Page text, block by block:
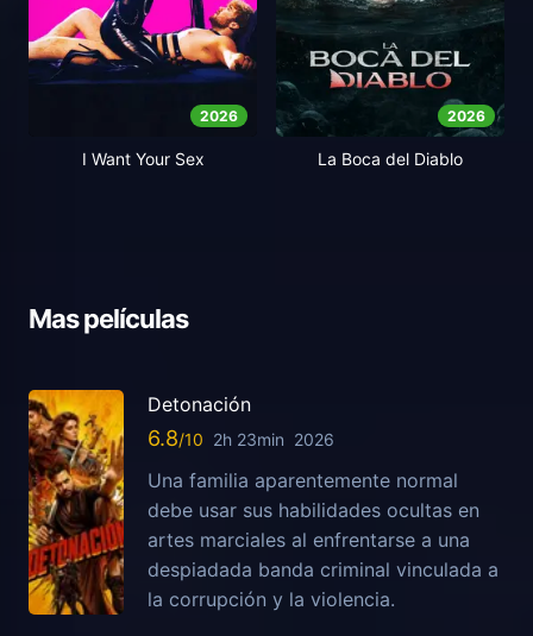
2026
I Want Your Sex
2026
La Boca del Diablo
Mas películas
Detonación
6.8 2h 23min 2026
Una familia aparentemente normal
debe usar sus habilidades ocultas en
artes marciales al enfrentarse a una
despiadada banda criminal vinculada a
la corrupción y la violencia.